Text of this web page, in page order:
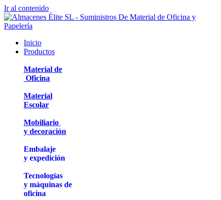
Ir al contenido
Inicio
Productos
Material de
Oficina
Material
Escolar
Mobiliario
y decoración
Embalaje
y expedición
Tecnologías
y máquinas de
oficina